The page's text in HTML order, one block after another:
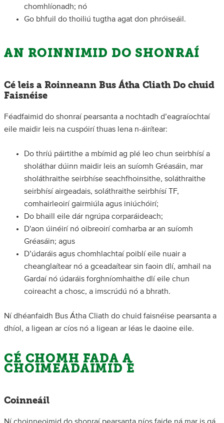
chomhlíonadh; nó
Go bhfuil do thoiliú tugtha agat don phróiseáil.
AN ROINNIMID DO SHONRAÍ
Cé leis a Roinneann Bus Átha Cliath Do chuid
Faisnéise
Féadfaimid do shonraí pearsanta a nochtadh d’eagraíochtaí
eile maidir leis na cuspóirí thuas lena n-áirítear:
Do thríú páirtithe a mbímid ag plé leo chun seirbhísí a
sholáthar dúinn maidir leis an suíomh Gréasáin, mar
sholáthraithe seirbhíse seachfhoinsithe, soláthraithe
seirbhísí airgeadais, soláthraithe seirbhísí TF,
comhairleoirí gairmiúla agus iniúchóirí;
Do bhaill eile dár ngrúpa corparáideach;
D'aon úinéirí nó oibreoirí comharba ar an suíomh
Gréasáin; agus
D’údaráis agus chomhlachtaí poiblí eile nuair a
cheanglaítear nó a gceadaítear sin faoin dlí, amhail na
Gardaí nó údaráis forghníomhaithe dlí eile chun
coireacht a chosc, a imscrúdú nó a bhrath.
Ní dhéanfaidh Bus Átha Cliath do chuid faisnéise pearsanta a
dhíol, a ligean ar cíos nó a ligean ar léas le daoine eile.
CÉ CHOMH FADA A
CHOIMEÁDAIMID É
Coinneáil